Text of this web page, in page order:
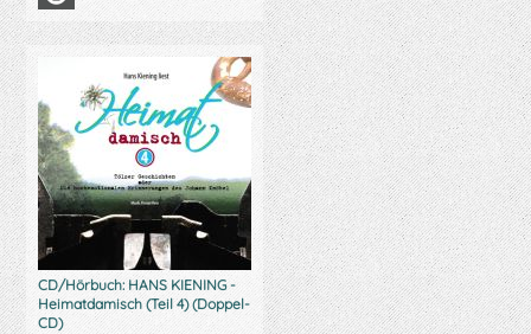
CD/Hörbuch: HANS KIENING -
Heimatdamisch (Teil 4) (Doppel-
CD)